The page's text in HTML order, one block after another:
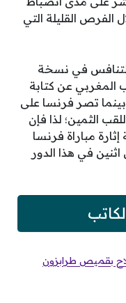
الفرص القليلة التي
في نسخة
المغربي عن كتابة
تصر فرنسا على
الثمين؛ لذا فإن
مباراة فرنسا
في هذا الدور
بقميص طرابزون